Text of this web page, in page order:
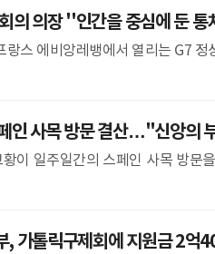
의장 ''인간을 중심에 둔 통
랑스 에비앙레뱅에서 열리는 G7
럭이고 있다. G7 국가 주교회의는
사목 방문 결산…"신앙의
이 일주일간의 스페인 사목 방문
은 현지 공동체와 미사를 봉헌하고
가톨릭구제회에 지원금 2억